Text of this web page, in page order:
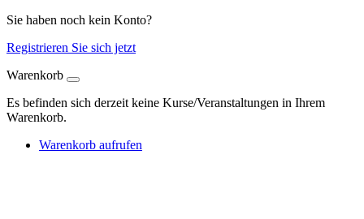
Sie haben noch kein Konto?
Registrieren Sie sich jetzt
Warenkorb
Es befinden sich derzeit keine Kurse/Veranstaltungen in Ihrem
Warenkorb.
Warenkorb aufrufen